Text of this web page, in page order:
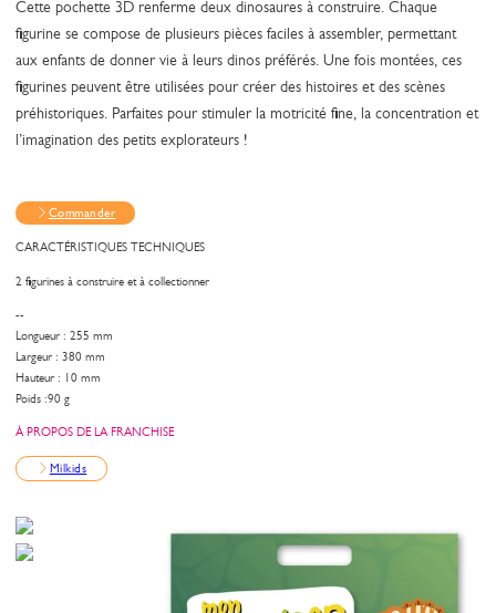
Cette pochette 3D renferme deux dinosaures à construire. Chaque
figurine se compose de plusieurs pièces faciles à assembler, permettant
aux enfants de donner vie à leurs dinos préférés. Une fois montées, ces
figurines peuvent être utilisées pour créer des histoires et des scènes
préhistoriques. Parfaites pour stimuler la motricité fine, la concentration et
l’imagination des petits explorateurs !
Commander
CARACTÉRISTIQUES TECHNIQUES
2 figurines à construire et à collectionner
--
Longueur : 255 mm
Largeur : 380 mm
Hauteur : 10 mm
Poids :90 g
À PROPOS DE LA FRANCHISE
Milkids